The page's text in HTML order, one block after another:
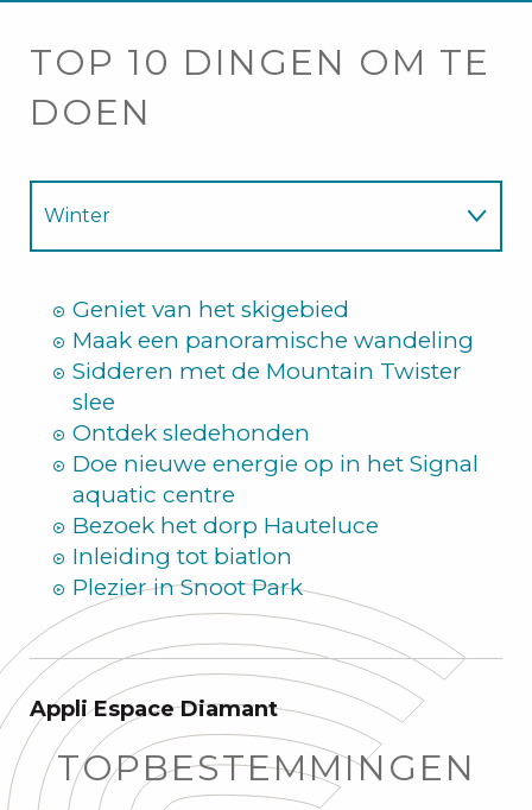
TOP 10 DINGEN OM TE
DOEN
Winter
Geniet van het skigebied
Maak een panoramische wandeling
Sidderen met de Mountain Twister
slee
Ontdek sledehonden
Doe nieuwe energie op in het Signal
aquatic centre
Bezoek het dorp Hauteluce
Inleiding tot biatlon
Plezier in Snoot Park
Appli Espace Diamant
TOPBESTEMMINGEN